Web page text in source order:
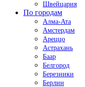
Швейцария
По городам
Алма-Ата
Амстердам
Ареццо
Астрахань
Баар
Белгород
Березники
Берлин